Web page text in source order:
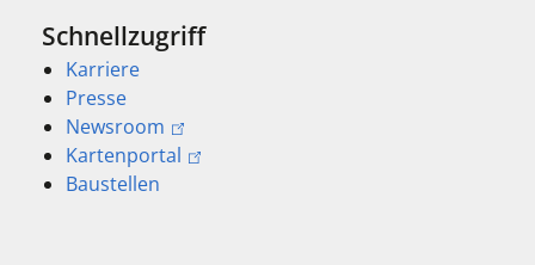
Schnellzugriff
Karriere
Presse
Newsroom
Kartenportal
Baustellen